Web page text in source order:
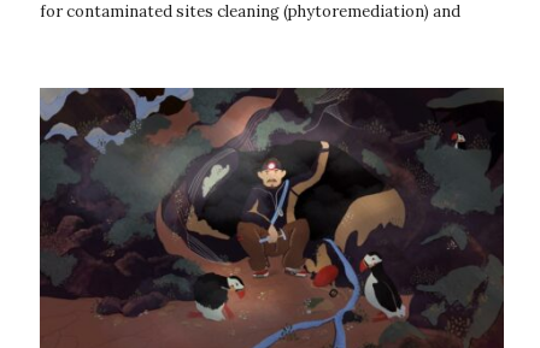
for contaminated sites cleaning (phytoremediation) and